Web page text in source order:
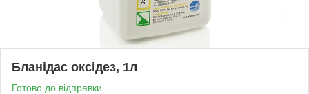
Бланідас оксідез, 1л
Готово до відправки